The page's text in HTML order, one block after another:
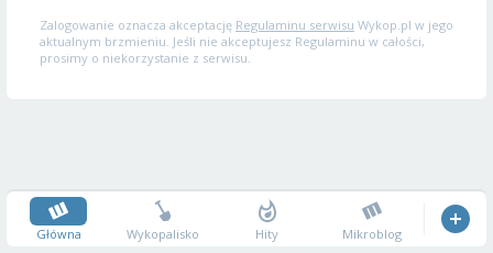
Zalogowanie oznacza akceptację Regulaminu serwisu Wykop.pl w jego
aktualnym brzmieniu. Jeśli nie akceptujesz Regulaminu w całości,
prosimy o niekorzystanie z serwisu.
Główna Wykopalisko Hity Mikroblog